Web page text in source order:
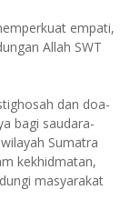
empati,
Allah SWT
dan doa-
bagi saudara-
Sumatra
kekhidmatan,
masyarakat